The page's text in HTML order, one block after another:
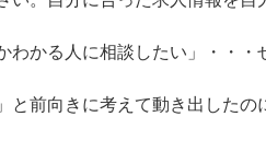
わかる人に相談したい」・・
前向きに考えて動き出したの